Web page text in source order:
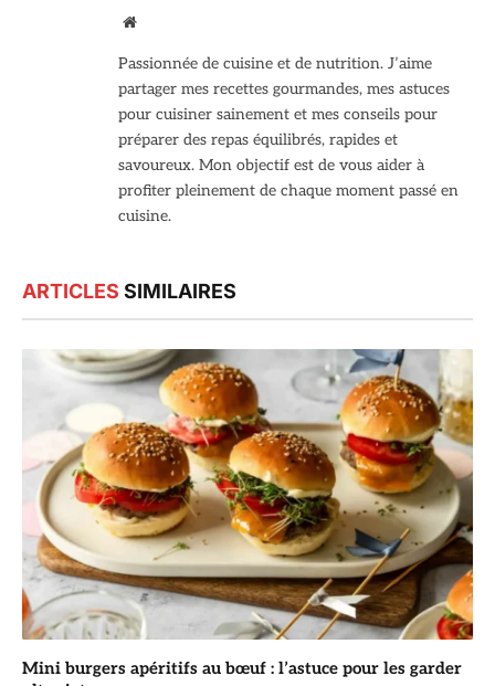
Site
Passionnée de cuisine et de nutrition. J’aime
partager mes recettes gourmandes, mes astuces
pour cuisiner sainement et mes conseils pour
préparer des repas équilibrés, rapides et
savoureux. Mon objectif est de vous aider à
profiter pleinement de chaque moment passé en
cuisine.
ARTICLES SIMILAIRES
Mini burgers apéritifs au bœuf : l’astuce pour les garder